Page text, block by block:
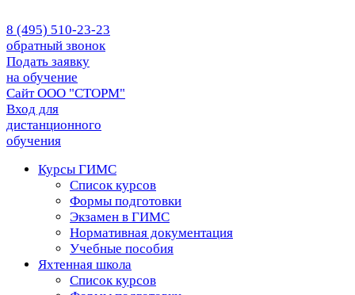
8 (495) 510-23-23
обратный звонок
Подать заявку
на обучение
Сайт ООО "СТОРМ"
Вход для
дистанционного
обучения
Курсы ГИМС
Список курсов
Формы подготовки
Экзамен в ГИМС
Нормативная документация
Учебные пособия
Яхтенная школа
Список курсов